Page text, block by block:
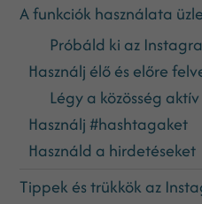
A funkciók használata
Próbáld ki az
Használj élő és előre
Légy a közösség
Használj #hashtagaket
Használd a hirdetéseket
Tippek és trükkök az